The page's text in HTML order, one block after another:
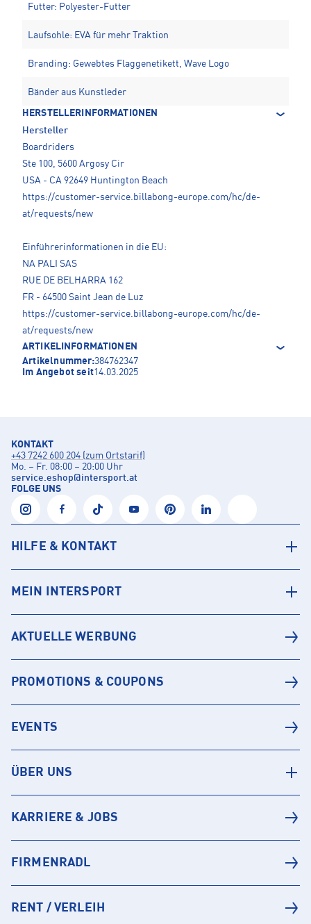
Futter: Polyester-Futter
Laufsohle: EVA für mehr Traktion
Branding: Gewebtes Flaggenetikett, Wave Logo
Bänder aus Kunstleder
HERSTELLERINFORMATIONEN
Hersteller
Boardriders
Ste 100, 5600 Argosy Cir
USA - CA 92649 Huntington Beach
https://customer-service.billabong-europe.com/hc/de-
at/requests/new
Einführerinformationen in die EU:
NA PALI SAS
RUE DE BELHARRA 162
FR - 64500 Saint Jean de Luz
https://customer-service.billabong-europe.com/hc/de-
at/requests/new
ARTIKELINFORMATIONEN
Artikelnummer:384762347
Im Angebot seit14.03.2025
KONTAKT
+43 7242 600 204 (zum Ortstarif)
Mo. – Fr. 08:00 – 20:00 Uhr
service.eshop@intersport.at
FOLGE UNS
HILFE & KONTAKT
MEIN INTERSPORT
AKTUELLE WERBUNG
PROMOTIONS & COUPONS
EVENTS
ÜBER UNS
KARRIERE & JOBS
FIRMENRADL
RENT / VERLEIH